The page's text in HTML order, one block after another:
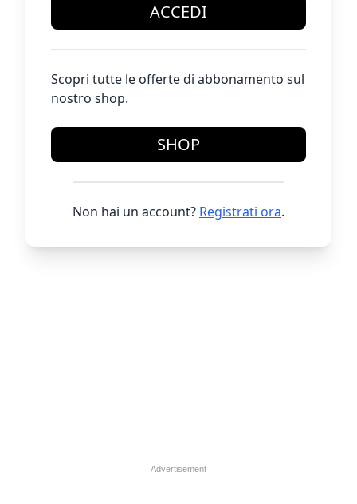
ACCEDI
Scopri tutte le offerte di abbonamento sul
nostro shop.
SHOP
Non hai un account? Registrati ora.